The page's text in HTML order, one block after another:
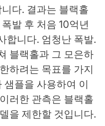
다. 결과는 블랙홀
발 후 처음 10억년
합니다. 엄청난 폭발.
블랙홀과 그 모은하
하려는 목표를 가지
샘플을 사용하여 이
러한 관측은 블랙홀
을 제한할 것입니다.